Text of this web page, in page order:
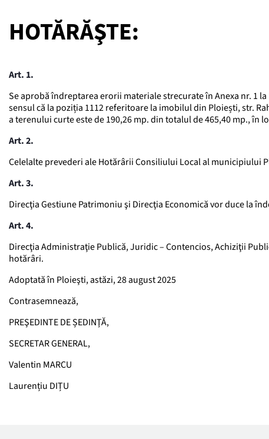
HOTĂRĂŞTE:
Art. 1.
Se aprobă îndreptarea erorii materiale strecurate în Anexa nr. 1
sensul că la poziția 1112 referitoare la imobilul din Ploiești, str.
a terenului curte este de 190,26 mp. din totalul de 465,40 mp., în
Art. 2.
Celelalte prevederi ale Hotărârii Consiliului Local al municipiului
Art. 3.
Direcţia Gestiune Patrimoniu şi Direcţia Economică vor duce la
Art. 4.
Direcţia Administraţie Publică, Juridic – Contencios, Achiziţii
hotărâri.
Adoptată în Ploieşti, astăzi, 28 august 2025
Contrasemnează,
PREŞEDINTE DE ȘEDINŢĂ,
SECRETAR GENERAL,
Valentin MARCU
Laurențiu DIȚU